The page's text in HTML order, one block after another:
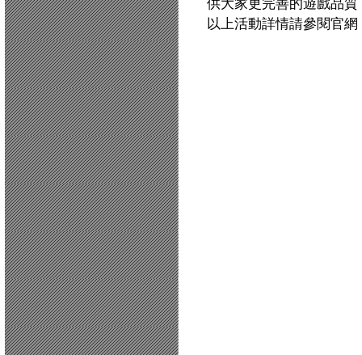
供大家更完善的遊戲品質
以上活動詳情請參閱官網